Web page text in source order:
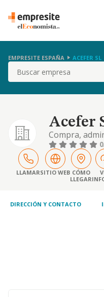
EMPRESITE ESPAÑA ACEFER SL
Buscar
Acefer
Compra,
terrenos,
gestion
inversiones
0
LLAMARSITIO WEB CÓMO
LLEGAR
DIRECCIÓN Y CONTACTO